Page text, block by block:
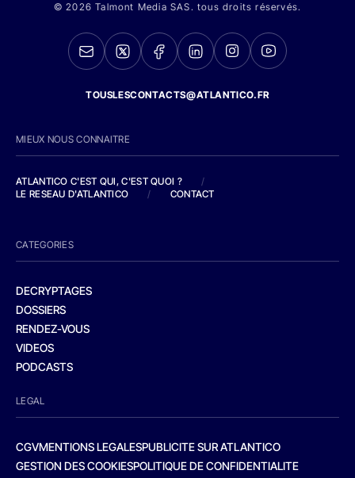
© 2026 Talmont Media SAS. tous droits réservés.
TOUSLESCONTACTS@ATLANTICO.FR
MIEUX NOUS CONNAITRE
ATLANTICO C'EST QUI, C'EST QUOI ?
/
LE RESEAU D'ATLANTICO
/ CONTACT
CATEGORIES
DECRYPTAGES
DOSSIERS
RENDEZ-VOUS
VIDEOS
PODCASTS
LEGAL
CGVMENTIONS LEGALESPUBLICITE SUR ATLANTICO
GESTION DES COOKIESPOLITIQUE DE CONFIDENTIALITE